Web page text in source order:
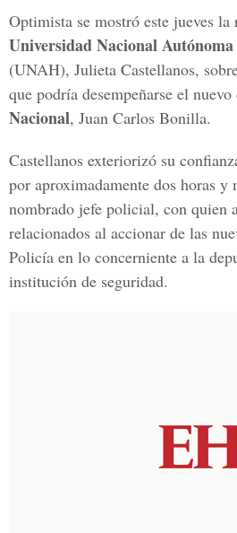
Optimista se mostró este jueves la
Universidad Nacional
(UNAH), Julieta Castellanos,
que podría desempeñarse el
Nacional, Juan Carlos Bonilla.
Castellanos exteriorizó su
por aproximadamente dos horas y
nombrado jefe policial, con quien
relacionados al accionar de las
Policía en lo concerniente a la
institución de seguridad.